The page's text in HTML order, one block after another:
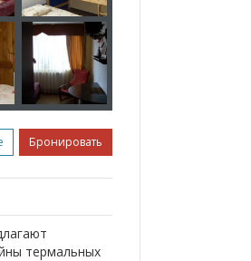
Бронировать
термальных